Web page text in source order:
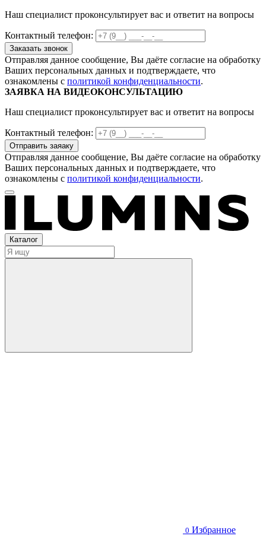
Наш специалист проконсультирует вас и ответит на вопросы
Контактный телефон:
Отправляя данное сообщение, Вы даёте согласие на обработку
Ваших персональных данных и подтверждаете, что
ознакомлены с политикой конфиденциальности.
ЗАЯВКА НА ВИДЕОКОНСУЛЬТАЦИЮ
Наш специалист проконсультирует вас и ответит на вопросы
Контактный телефон:
Отправляя данное сообщение, Вы даёте согласие на обработку
Ваших персональных данных и подтверждаете, что
ознакомлены с политикой конфиденциальности.
Каталог
0 Избранное